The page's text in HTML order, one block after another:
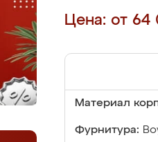
Цена: от
Материал
Фурнитура: